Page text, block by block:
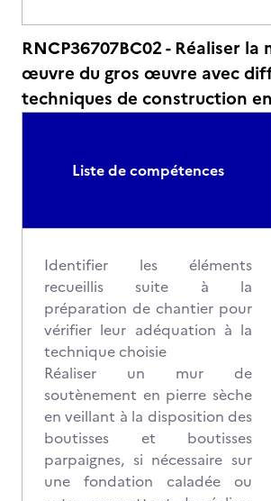
RNCP36707BC02 - Réaliser la
œuvre du gros œuvre avec
techniques de construction
Liste de compétences
Identifier les éléments
recueillis suite à la
préparation de chantier pour
vérifier leur adéquation à la
technique choisie
Réaliser un mur de
soutènement en pierre sèche
en veillant à la disposition des
boutisses et boutisses
parpaignes, si nécessaire sur
une fondation caladée ou